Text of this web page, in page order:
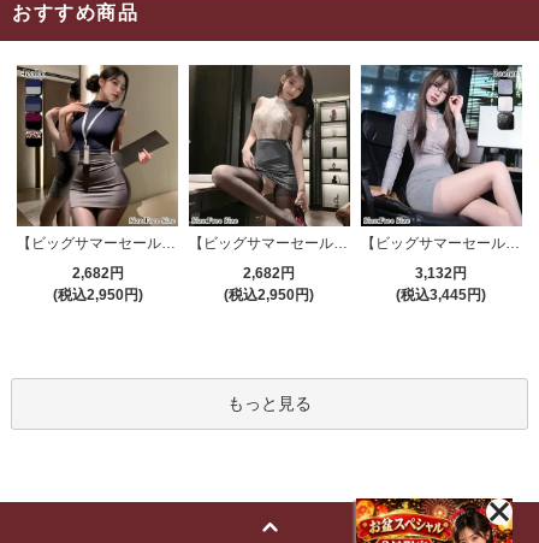
おすすめ商品
【ビッグサマーセール対象品】セクシーコスプレ(SEXYCOSPLAY) 4421
2,682円
(税込2,950円)
【ビッグサマーセール対象品】セクシーコスプレ(SEXYCOSPLAY) 4191
2,682円
(税込2,950円)
【ビッグサマーセール対象品】セクシーコスプレ(SEXYCOSPLAY) 4173
3,132円
(税込3,445円)
もっと見る